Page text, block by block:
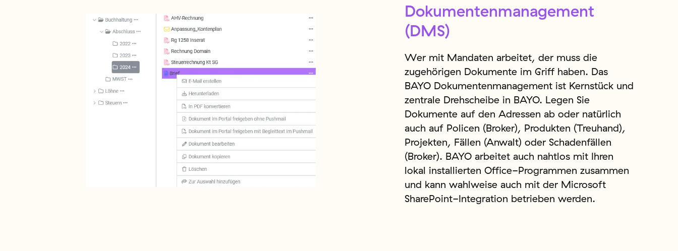
Dokumentenmanagement
(DMS)
Wer mit Mandaten arbeitet, der muss die
zugehörigen Dokumente im Griff haben. Das
BAYO Dokumentenmanagement ist Kernstück und
zentrale Drehscheibe in BAYO. Legen Sie
Dokumente auf den Adressen ab oder natürlich
auch auf Policen (Broker), Produkten (Treuhand),
Projekten, Fällen (Anwalt) oder Schadenfällen
(Broker). BAYO arbeitet auch nahtlos mit Ihren
lokal installierten Office-Programmen zusammen
und kann wahlweise auch mit der Microsoft
SharePoint-Integration betrieben werden.